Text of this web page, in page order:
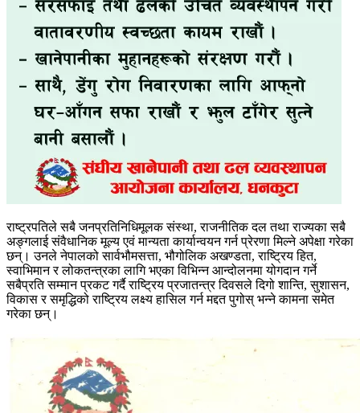
राष्ट्रपतिले सबै जनप्रतिनिधिमूलक संस्था, राजनीतिक दल तथा राज्यका सबै
अङ्गलाई संवैधानिक मूल्य एवं मान्यता कार्यान्वयन गर्न प्रेरणा मिल्ने अपेक्षा गरेका
छन्। उनले नेपालको सार्वभौमसत्ता, भौगोलिक अखण्डता, राष्ट्रिय हित,
स्वाभिमान र लोकतन्त्रका लागि भएका विभिन्न आन्दोलनमा योगदान गर्ने
सबैप्रति सम्मान प्रकट गर्दै राष्ट्रिय प्रजातन्त्र दिवसले दिगो शान्ति, सुशासन,
विकास र समृद्धिको राष्ट्रिय लक्ष्य हासिल गर्न मद्दत पुगोस् भन्ने कामना समेत
गरेका छन्।